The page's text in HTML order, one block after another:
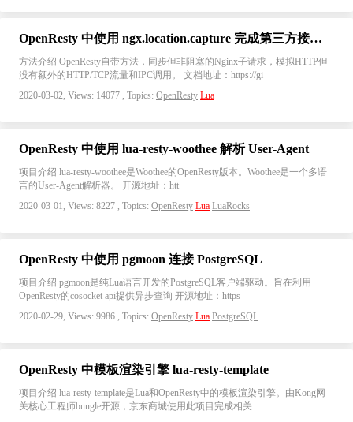
OpenResty 中使用 ngx.location.capture 完成第三方接口请求
方法介绍 OpenResty自带方法，同步但非阻塞的Nginx子请求，模拟HTTP但
没有额外的HTTP/TCP流量和IPC调用。 文档地址：https://gi
2020-03-02, Views: 14077 , Topics: OpenResty Lua
OpenResty 中使用 lua-resty-woothee 解析 User-Agent
项目介绍 lua-resty-woothee是Woothee的OpenResty版本。Woothee是一个多语
言的User-Agent解析器。 开源地址：htt
2020-03-01, Views: 8227 , Topics: OpenResty Lua LuaRocks
OpenResty 中使用 pgmoon 连接 PostgreSQL
项目介绍 pgmoon是纯Lua语言开发的PostgreSQL客户端驱动。旨在利用
OpenResty的cosocket api提供异步查询 开源地址：https
2020-02-29, Views: 9986 , Topics: OpenResty Lua PostgreSQL
OpenResty 中模板渲染引擎 lua-resty-template
项目介绍 lua-resty-template是Lua和OpenResty中的模板渲染引擎。由Kong网
关核心工程师bungle开源，京东商城使用此项目完成相关